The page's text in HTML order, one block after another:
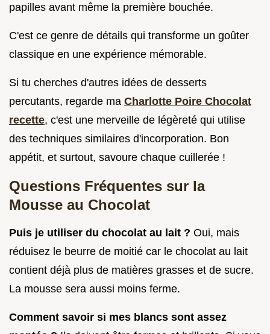
papilles avant même la première bouchée.
C'est ce genre de détails qui transforme un goûter
classique en une expérience mémorable.
Si tu cherches d'autres idées de desserts
percutants, regarde ma Charlotte Poire Chocolat
recette, c'est une merveille de légèreté qui utilise
des techniques similaires d'incorporation. Bon
appétit, et surtout, savoure chaque cuillerée !
Questions Fréquentes sur la
Mousse au Chocolat
Puis je utiliser du chocolat au lait ? Oui, mais
réduisez le beurre de moitié car le chocolat au lait
contient déjà plus de matières grasses et de sucre.
La mousse sera aussi moins ferme.
Comment savoir si mes blancs sont assez